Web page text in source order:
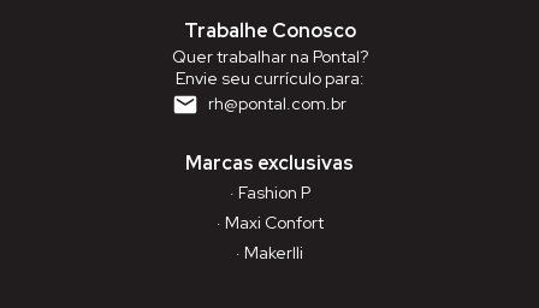
Trabalhe Conosco
Quer trabalhar na Pontal?
Envie seu currículo para:
rh@pontal.com.br
Marcas exclusivas
· Fashion P
· Maxi Confort
· Makerlli